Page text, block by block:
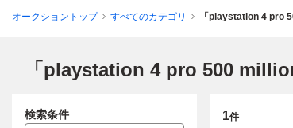
オークショントップ すべてのカテゴリ 「playstation 4 pro
1件
検索条件